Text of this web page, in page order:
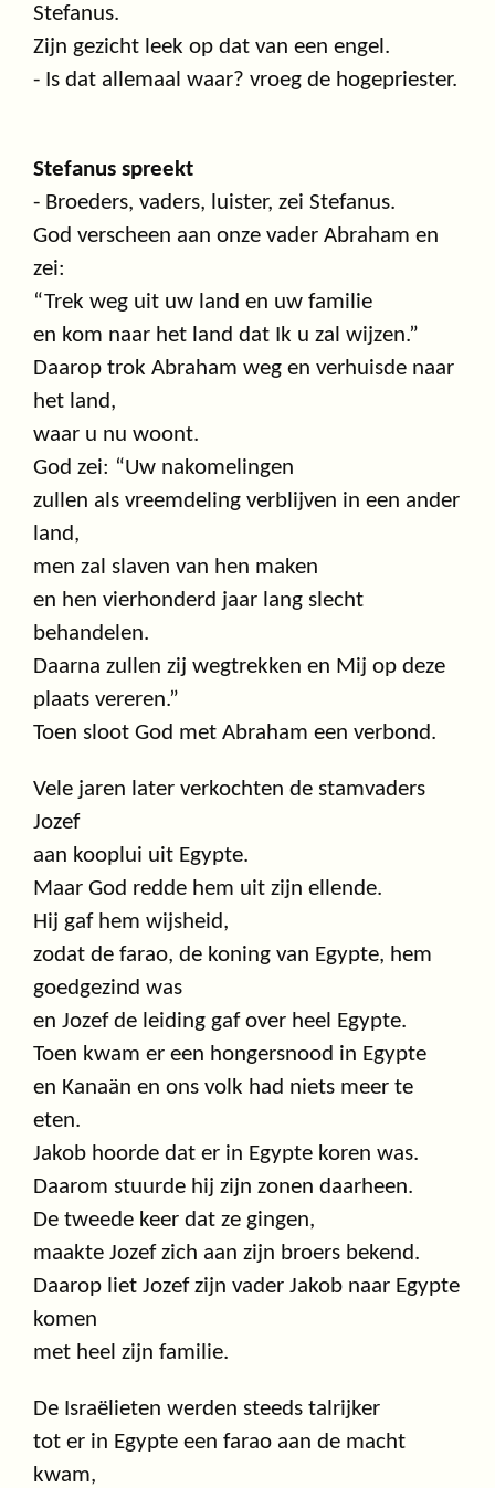
Stefanus.
Zijn gezicht leek op dat van een engel.
- Is dat allemaal waar? vroeg de hogepriester.
Stefanus spreekt
- Broeders, vaders, luister, zei Stefanus.
God verscheen aan onze vader Abraham en
zei:
“Trek weg uit uw land en uw familie
en kom naar het land dat Ik u zal wijzen.”
Daarop trok Abraham weg en verhuisde naar
het land,
waar u nu woont.
God zei: “Uw nakomelingen
zullen als vreemdeling verblijven in een ander
land,
men zal slaven van hen maken
en hen vierhonderd jaar lang slecht
behandelen.
Daarna zullen zij wegtrekken en Mij op deze
plaats vereren.”
Toen sloot God met Abraham een verbond.
Vele jaren later verkochten de stamvaders
Jozef
aan kooplui uit Egypte.
Maar God redde hem uit zijn ellende.
Hij gaf hem wijsheid,
zodat de farao, de koning van Egypte, hem
goedgezind was
en Jozef de leiding gaf over heel Egypte.
Toen kwam er een hongersnood in Egypte
en Kanaän en ons volk had niets meer te
eten.
Jakob hoorde dat er in Egypte koren was.
Daarom stuurde hij zijn zonen daarheen.
De tweede keer dat ze gingen,
maakte Jozef zich aan zijn broers bekend.
Daarop liet Jozef zijn vader Jakob naar Egypte
komen
met heel zijn familie.
De Israëlieten werden steeds talrijker
tot er in Egypte een farao aan de macht
kwam,